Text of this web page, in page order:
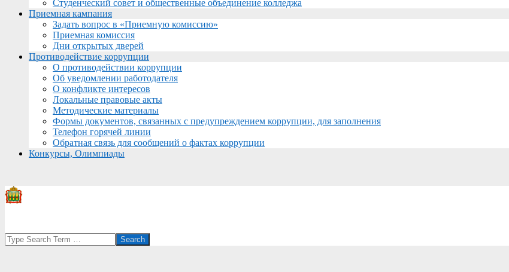
Студенческий совет и общественные объединение колледжа
Приемная кампания
Задать вопрос в «Приемную комиссию»
Приемная комиссия
Дни открытых дверей
Противодействие коррупции
О противодействии коррупции
Об уведомлении работодателя
О конфликте интересов
Локальные правовые акты
Методические материалы
Формы документов, связанных с предупреждением коррупции, для заполнения
Телефон горячей линии
Обратная связь для сообщений о фактах коррупции
Конкурсы, Олимпиады
Search